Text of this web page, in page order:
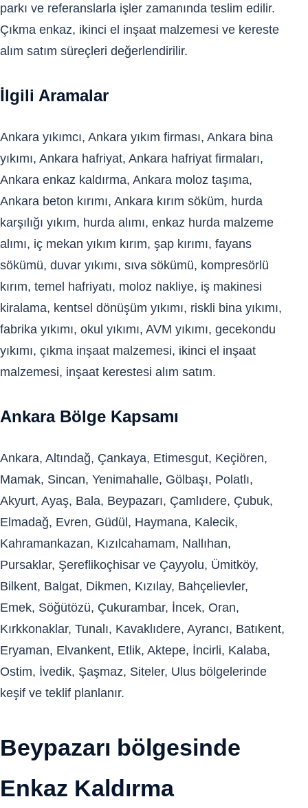
parkı ve referanslarla işler zamanında teslim edilir.
Çıkma enkaz, ikinci el inşaat malzemesi ve kereste
alım satım süreçleri değerlendirilir.
İlgili Aramalar
Ankara yıkımcı, Ankara yıkım firması, Ankara bina
yıkımı, Ankara hafriyat, Ankara hafriyat firmaları,
Ankara enkaz kaldırma, Ankara moloz taşıma,
Ankara beton kırımı, Ankara kırım söküm, hurda
karşılığı yıkım, hurda alımı, enkaz hurda malzeme
alımı, iç mekan yıkım kırım, şap kırımı, fayans
sökümü, duvar yıkımı, sıva sökümü, kompresörlü
kırım, temel hafriyatı, moloz nakliye, iş makinesi
kiralama, kentsel dönüşüm yıkımı, riskli bina yıkımı,
fabrika yıkımı, okul yıkımı, AVM yıkımı, gecekondu
yıkımı, çıkma inşaat malzemesi, ikinci el inşaat
malzemesi, inşaat kerestesi alım satım.
Ankara Bölge Kapsamı
Ankara, Altındağ, Çankaya, Etimesgut, Keçiören,
Mamak, Sincan, Yenimahalle, Gölbaşı, Polatlı,
Akyurt, Ayaş, Bala, Beypazarı, Çamlıdere, Çubuk,
Elmadağ, Evren, Güdül, Haymana, Kalecik,
Kahramankazan, Kızılcahamam, Nallıhan,
Pursaklar, Şereflikoçhisar ve Çayyolu, Ümitköy,
Bilkent, Balgat, Dikmen, Kızılay, Bahçelievler,
Emek, Söğütözü, Çukurambar, İncek, Oran,
Kırkkonaklar, Tunalı, Kavaklıdere, Ayrancı, Batıkent,
Eryaman, Elvankent, Etlik, Aktepe, İncirli, Kalaba,
Ostim, İvedik, Şaşmaz, Siteler, Ulus bölgelerinde
keşif ve teklif planlanır.
Beypazarı bölgesinde
Enkaz Kaldırma